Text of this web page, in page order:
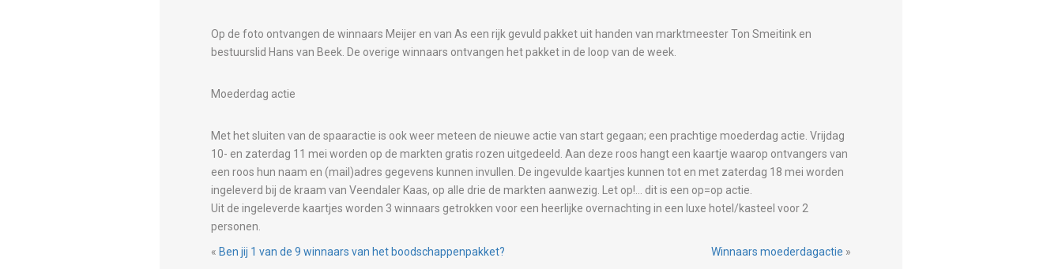
Op de foto ontvangen de winnaars Meijer en van As een rijk gevuld pakket uit handen van marktmeester Ton Smeitink en
bestuurslid Hans van Beek. De overige winnaars ontvangen het pakket in de loop van de week.
Moederdag actie
Met het sluiten van de spaaractie is ook weer meteen de nieuwe actie van start gegaan; een prachtige moederdag actie. Vrijdag
10- en zaterdag 11 mei worden op de markten gratis rozen uitgedeeld. Aan deze roos hangt een kaartje waarop ontvangers van
een roos hun naam en (mail)adres gegevens kunnen invullen. De ingevulde kaartjes kunnen tot en met zaterdag 18 mei worden
ingeleverd bij de kraam van Veendaler Kaas, op alle drie de markten aanwezig. Let op!… dit is een op=op actie.
Uit de ingeleverde kaartjes worden 3 winnaars getrokken voor een heerlijke overnachting in een luxe hotel/kasteel voor 2
personen.
« Ben jij 1 van de 9 winnaars van het boodschappenpakket? Winnaars moederdagactie »